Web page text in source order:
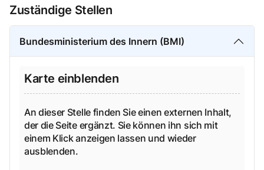
Zuständige Stellen
Bundesministerium des Innern (BMI)
Karte einblenden
An dieser Stelle finden Sie einen externen Inhalt,
der die Seite ergänzt. Sie können ihn sich mit
einem Klick anzeigen lassen und wieder
ausblenden.